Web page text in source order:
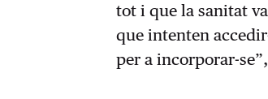
tot i que la sanitat
que intenten
per a incorporar-